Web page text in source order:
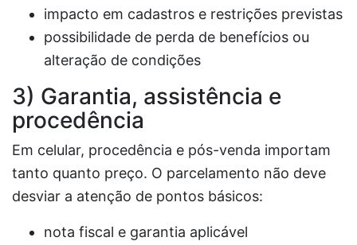
impacto em cadastros e restrições previstas
possibilidade de perda de benefícios ou
alteração de condições
3) Garantia, assistência e
procedência
Em celular, procedência e pós-venda importam
tanto quanto preço. O parcelamento não deve
desviar a atenção de pontos básicos:
nota fiscal e garantia aplicável